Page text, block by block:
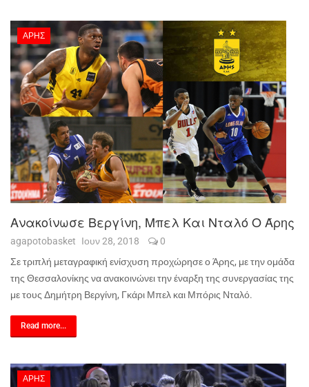
ΆΡΗΣ
Ανακοίνωσε Βεργίνη, Μπελ Και Νταλό Ο Άρης
agapotobasket Ιουν 28, 2018
0
Σε τριπλή μεταγραφική ενίσχυση προχώρησε ο Άρης, με την ομάδα
της Θεσσαλονίκης να ανακοινώνει την έναρξη της συνεργασίας της
με τους Δημήτρη Βεργίνη, Γκάρι Μπελ και Μπόρις Νταλό.
Read more...
ΆΡΗΣ